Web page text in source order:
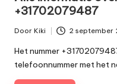
+31702079487
door
Door Kiki 2 september
Het nummer
telefoonnummer met het